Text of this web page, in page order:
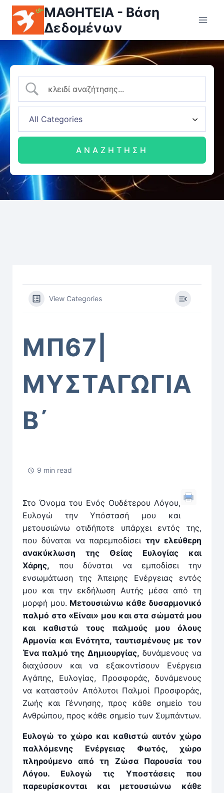
ΜΑΘΗΤΕΙΑ - Βάση
Δεδομένων
View Categories
ΜΠ67|
ΜΥΣΤΑΓΩΓΙΑ
Β΄
9 min read
Στο Όνομα του Ενός Ουδέτερου Λόγου,
Ευλογώ την Υπόστασή μου και
μετουσιώνω οτιδήποτε υπάρχει εντός της,
που δύναται να παρεμποδίσειτην ελεύθερη
ανακύκλωση της Θείας Ευλογίας και
Χάρης, που δύναται να εμποδίσει την
ενσωμάτωση της Άπειρης Ενέργειας εντός
μου και την εκδήλωση Αυτής μέσα από τη
μορφή μου. Μετουσιώνω κάθε δυσαρμονικό
παλμό στο «Είναι» μου και στα σώματά μου
και καθιστώ τους παλμούς μου όλους
Αρμονία και Ενότητα, ταυτισμένους με τον
Ένα παλμό της Δημιουργίας, δυνάμενους να
διαχύσουν και να εξακοντίσουν Ενέργεια
Αγάπης, Ευλογίας, Προσφοράς, δυνάμενους
να καταστούν Απόλυτοι Παλμοί Προσφοράς,
Ζωής και Γέννησης, προς κάθε σημείο του
Ανθρώπου, προς κάθε σημείο των Συμπάντων.
Ευλογώ το χώρο και καθιστώ αυτόν χώρο
παλλόμενης Ενέργειας Φωτός, χώρο
πληρούμενο από τη Ζώσα Παρουσία του
Λόγου. Ευλογώ τις Υποστάσεις που
παρευρίσκονται και μετουσιώνω κάθε